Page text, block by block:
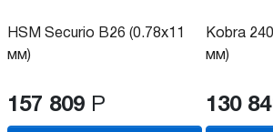
HSM Securio B26 (0.78x11
мм)
157 809 Р
Kobra
мм)
130